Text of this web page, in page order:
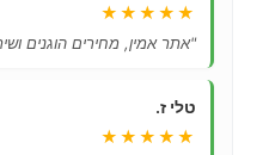
★★★★★
"אתר אמין, מחירים הוגנים
טלי ז.
★★★★★